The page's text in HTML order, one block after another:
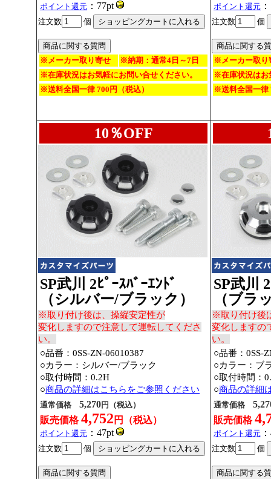
ポイント還元 ：77pt
注文数 個
※メーカー取り寄せ
※納期：通常4日～7日
※在庫状況はお気軽にお問い合せください。
※送料全国一律 700円（税込）
ポイント還元
注文数 個
※メーカー取り
※在庫状況はお
※送料全国一律
10％OFF
SP武川 2ﾋﾟｰｽﾊﾞｰｴﾝﾄﾞ
（シルバー/ブラック）
※取り付け後は、操縦安定性が
変化しますので注意して運転してくださ
い。
○品番：0SS-ZN-06010387
○カラー：シルバー/ブラック
○取付時間：0.2H
○商品の詳細はこちらをご参照ください
通常価格 5,270円（税込）
販売価格4,752 円（税込）
ポイント還元 ：47pt
注文数 個
SP武川
（ブラ
※取り付け後
変化しますの
い。
○品番：0SS-
○カラー：ブ
○取付時間：
○商品の詳細
通常価格
販売価格
ポイント還元
注文数 個